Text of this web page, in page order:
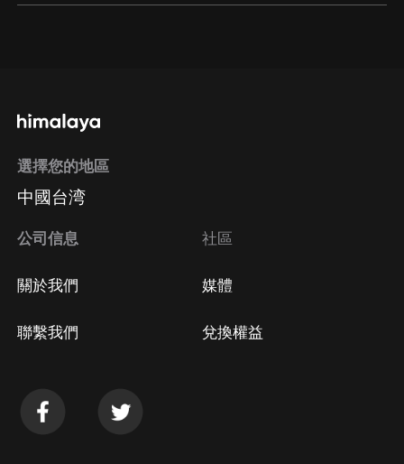
方法 Google Play取消訂閱方法
選擇您的地區
中國台湾
公司信息
關於我們
聯繫我們
社區
媒體
兌換權益